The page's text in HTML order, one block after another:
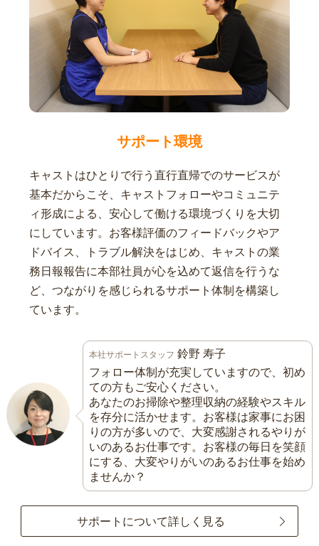
サポート環境
キャストはひとりで行う直行直帰でのサービスが
基本だからこそ、キャストフォローやコミュニテ
ィ形成による、安心して働ける環境づくりを大切
にしています。お客様評価のフィードバックやア
ドバイス、トラブル解決をはじめ、キャストの業
務日報報告に本部社員が心を込めて返信を行うな
ど、つながりを感じられるサポート体制を構築し
ています。
本社サポートスタッフ 鈴野 寿子
フォロー体制が充実していますので、初め
ての方もご安心ください。
あなたのお掃除や整理収納の経験やスキル
を存分に活かせます。お客様は家事にお困
りの方が多いので、大変感謝されるやりが
いのあるお仕事です。お客様の毎日を笑顔
にする、大変やりがいのあるお仕事を始め
ませんか？
サポートについて詳しく見る